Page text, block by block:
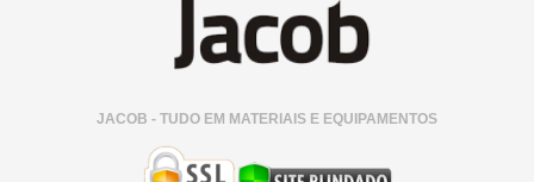
JACOB - TUDO EM MATERIAIS E EQUIPAMENTOS